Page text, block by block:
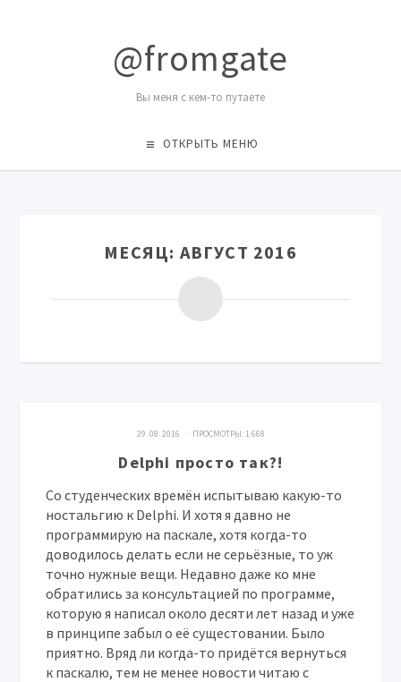
@fromgate
Вы меня с кем-то путаете
ОТКРЫТЬ МЕНЮ
МЕСЯЦ: АВГУСТ 2016
29. 08. 2016 · ПРОСМОТРЫ: 1 668
Delphi просто так?!
Со студенческих времён испытываю какую-то
ностальгию к Delphi. И хотя я давно не
программирую на паскале, хотя когда-то
доводилось делать если не серьёзные, то уж
точно нужные вещи. Недавно даже ко мне
обратились за консультацией по программе,
которую я написал около десяти лет назад и уже
в принципе забыл о её сущестовании. Было
приятно. Вряд ли когда-то придётся вернуться
к паскалю, тем не менее новости читаю с